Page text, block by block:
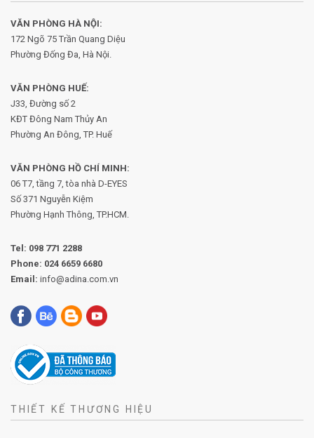
VĂN PHÒNG HÀ NỘI:
172 Ngõ 75 Trần Quang Diệu
Phường Đống Đa, Hà Nội.
VĂN PHÒNG HUẾ:
J33, Đường số 2
KĐT Đông Nam Thủy An
Phường An Đông, TP. Huế
VĂN PHÒNG HỒ CHÍ MINH:
06 T7, tầng 7, tòa nhà D-EYES
Số 371 Nguyễn Kiệm
Phường Hạnh Thông, TP.HCM.
Tel: 098 771 2288
Phone: 024 6659 6680
Email: info@adina.com.vn
THIẾT KẾ THƯƠNG HIỆU